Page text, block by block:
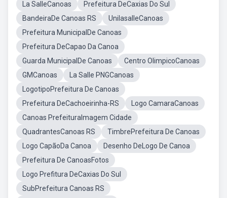
La SalleCanoas
Prefeitura DeCaxias Do Sul
BandeiraDe Canoas RS
UnilasalleCanoas
Prefeitura MunicipalDe Canoas
Prefeitura DeCapao Da Canoa
Guarda MunicipalDe Canoas
Centro OlimpicoCanoas
GMCanoas
La Salle PNGCanoas
LogotipoPrefeitura De Canoas
Prefeitura DeCachoeirinha-RS
Logo CamaraCanoas
Canoas PrefeituraImagem Cidade
QuadrantesCanoas RS
TimbrePrefeitura De Canoas
Logo CapãoDa Canoa
Desenho DeLogo De Canoa
Prefeitura De CanoasFotos
Logo Prefitura DeCaxias Do Sul
SubPrefeitura Canoas RS